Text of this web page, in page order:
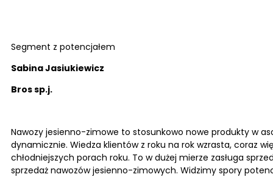
Segment z potencjałem
Sabina Jasiukiewicz
Bros sp.j.
Nawozy jesienno-zimowe to stosunkowo nowe produkty w
dynamicznie. Wiedza klientów z roku na rok wzrasta, coraz
chłodniejszych porach roku. To w dużej mierze zasługa
sprzedaż nawozów jesienno-zimowych. Widzimy spory